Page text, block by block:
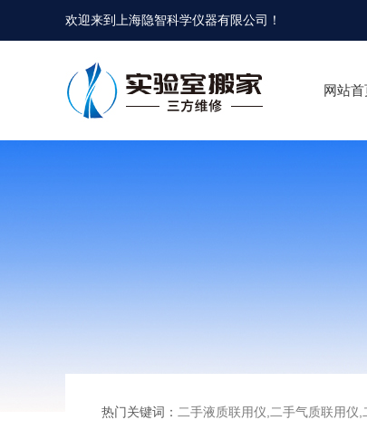
欢迎来到 上海隐智科学仪器有限公司 ！
网站
热门关键词： 二手液质联用仪,二手气质联用仪